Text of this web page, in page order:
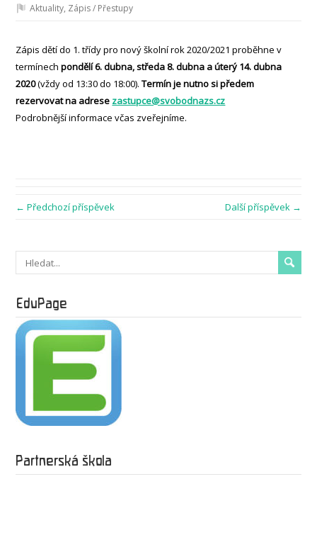
Aktuality, Zápis / Přestupy
Zápis dětí do 1. třídy pro nový školní rok 2020/2021 proběhne v
termínechpondělí6. dubna, středa 8. dubna a úterý 14. dubna
2020(vždy od 13:30 do 18:00).Termín je nutno si předem
rezervovat na adrese zastupce@svobodnazs.cz
Podrobnější informace včas zveřejníme.
← Předchozí příspěvek Další příspěvek →
EduPage
Partnerská škola